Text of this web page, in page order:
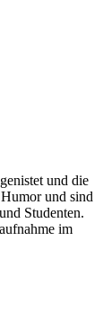
und die
und sind
Studenten.
im